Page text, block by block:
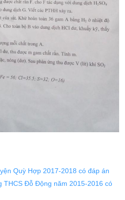
Quỳ Hợp 2017-2018 có đáp án
THCS Đỗ Động năm 2015-2016 có